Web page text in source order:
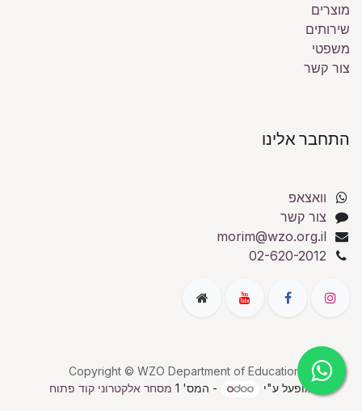
מוצרים
שירותים
משפטי
צור קשר
התחבר אלינו
וואצאפ
צור קשר
morim@wzo.org.il
02-620-2012
Copyright © WZO Department of Education
מופעל ע"י
- המס' 1 מסחר אלקטרוני קוד פתוח